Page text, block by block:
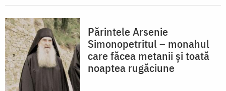
Părintele Arsenie
Simonopetritul – monahul
care făcea metanii și toată
noaptea rugăciune